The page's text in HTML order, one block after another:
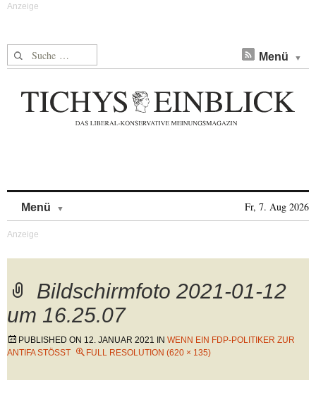
Suche nach: Menü
Menü Fr, 7. Aug 2026
Bildschirmfoto 2021-01-12
um 16.25.07
PUBLISHED ON 12. JANUAR 2021 IN WENN EIN FDP-POLITIKER ZUR
ANTIFA STÖSST
FULL RESOLUTION (620 × 135)